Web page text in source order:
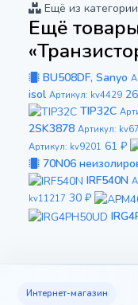
Ещё из категории
Ещё
BU508DF, Sanyo
isol Артикул: kv4429
TIP32C
2SK3878 Артикул:
Артикул: kv9201 61 ₽
70N06
IRF540N
kv11217 30 ₽
Интернет-магазин